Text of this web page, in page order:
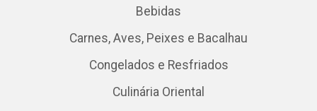
Bebidas
Carnes, Aves, Peixes e Bacalhau
Congelados e Resfriados
Culinária Oriental